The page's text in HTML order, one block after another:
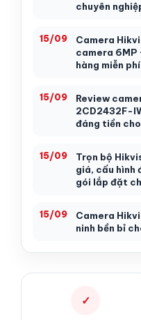
chuyên
15/09
Camera
camera 6MP
hàng miễn
15/09
Review
2CD2432F-
đáng tiền
15/09
Trọn bộ
giá, cấu hình
gói lắp đặt
15/09
Camera
ninh bền bỉ
✓